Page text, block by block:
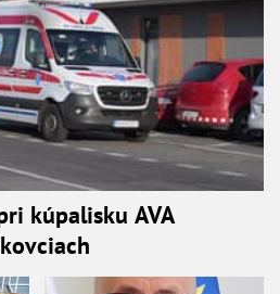
kúpalisku AVA